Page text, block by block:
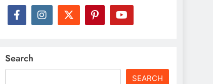
Search
SEARCH